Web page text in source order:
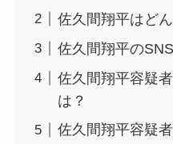
佐久間翔平はど
佐久間翔平の
佐久間翔平容疑
は？
佐久間翔平容疑